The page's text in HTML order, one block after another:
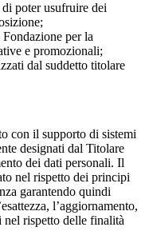
poter usufruire dei
per la
e promozionali;
dal suddetto titolare
con il supporto di sistemi
designati dal Titolare
dei dati personali. Il
nel rispetto dei principi
garantendo quindi
l’aggiornamento,
nel rispetto delle finalità